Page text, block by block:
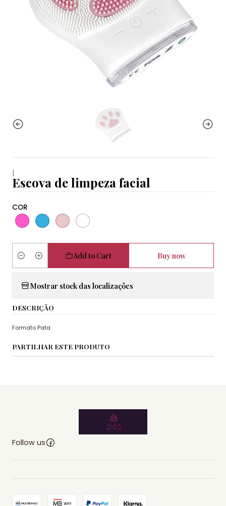
|
Escova de limpeza facial
COR
Quantity
Add to Cart Buy now
Mostrar stock das localizações
DESCRIÇÃO
Formato Pata
PARTILHAR ESTE PRODUTO
Follow us